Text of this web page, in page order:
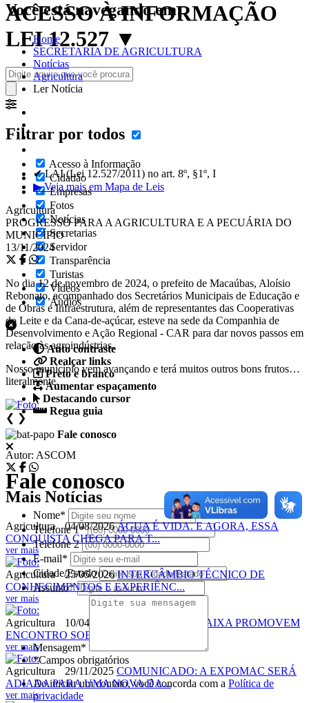
ACESSO À INFORMAÇÃO
LEI 12.527 ▼
Filtrar por todos
Acesso à Informação
Cidadão
Empresas
Fotos
Notícias
Secretarias
Servidor
Transparência
Turistas
Videos
Áudios
Auto contraste
Realçar links
Preto e branco
Aumentar espaçamento
Destacando cursor
Regua guia
Fale conosco
Fale conosco
Nome*
Telefone 1*
Telefone 2
E-mail*
Cidade/Estado
Assunto*
Mensagem*
*Campos obrigatórios
Ao iniciar um contato, você concorda com a Política de
privacidade
Você está navegando em:
Home
SECRETARIA DE AGRICULTURA
Notícias
Agricultura
Ler Notícia
✔ LAI (Lei 12.527/2011) no art. 8º, §1º, I
▶ Veja mais em Mapa de Leis
Agricultura
PROGRESSO PARA A AGRICULTURA E A PECUÁRIA DO
MUNICÍPIO
13/11/2024
No dia 12 de novembro de 2024, o prefeito de Macaúbas, Aloísio
Rebonato, acompanhado dos Secretários Municipais de Educação e
de Obras e Infraestrutura, além de representantes das Cooperativas
do Leite e da Cana-de-açúcar, esteve na sede da Companhia de
Desenvolvimento e Ação Regional - CAR para dar novos passos em
relação às agroindústrias.
Nosso município vem avançando e terá muitos outros bons frutos…
literalmente.
❮ ❯
Autor: ASCOM
Mais Notícias
Agricultura 04/08/2026 ÁGUA É VIDA. E AGORA, ESSA
CONQUISTA CHEGA PARA T...
ver mais
Agricultura 25/05/2026 INTERCÂMBIO TÉCNICO DE
CONHECIMENTOS E EXPERIÊNC...
ver mais
Agricultura 10/04/2026
PREFEITURA E CAIXA PROMOVEM
ENCONTRO SOBRE CRÉDITO...
ver mais
Agricultura 29/11/2025 COMUNICADO: A EXPOMAC SERÁ
ADIADA PARA UMA NOVA DA...
ver mais